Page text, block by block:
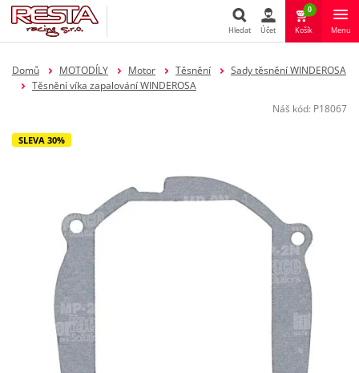
Hledat
Hledat Účet
0
Košík Menu
Domů MOTODÍLY Motor Těsnění
Sady těsnění WINDEROSA
Těsnění víka zapalování WINDEROSA
Náš kód: P18067
SLEVA 30%